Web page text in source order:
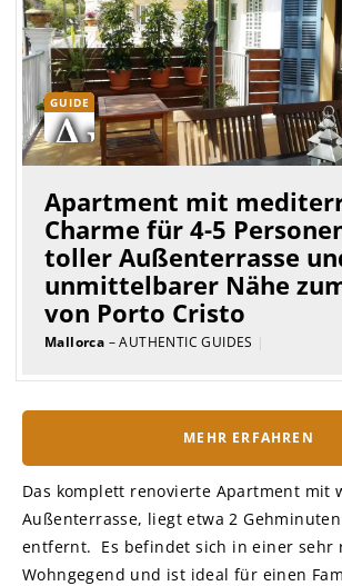
GUIDE
Apartment mit
Charme für 4-5
toller Außenterrasse
unmittelbarer Nähe
von Porto Cristo
Mallorca – AUTHENTIC GUIDES |
MEHR ERFAHREN
Das komplett renovierte Apartment mit
Außenterrasse, liegt etwa 2
entfernt. Es befindet sich in einer sehr
Wohngegend und ist ideal für einen